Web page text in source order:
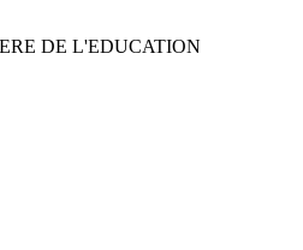
DE L'EDUCATION